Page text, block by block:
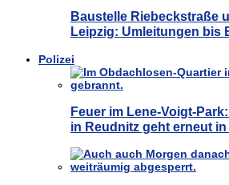
Baustelle Riebeckstraße
Leipzig: Umleitungen bis
Polizei
Feuer im Lene-Voigt-
in Reudnitz geht erneut